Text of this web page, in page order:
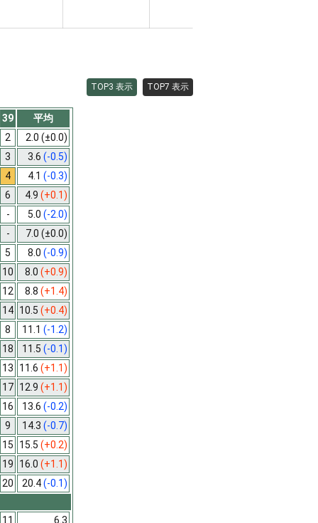
TOP3 表示 TOP7 表示
39
平均
2 2.0 (±0.0)
3 3.6 (-0.5)
4 4.1 (-0.3)
6 4.9 (+0.1)
- 5.0 (-2.0)
- 7.0 (±0.0)
5 8.0 (-0.9)
10 8.0 (+0.9)
12 8.8 (+1.4)
14 10.5 (+0.4)
8 11.1 (-1.2)
18 11.5 (-0.1)
13 11.6 (+1.1)
17 12.9 (+1.1)
16 13.6 (-0.2)
9 14.3 (-0.7)
15 15.5 (+0.2)
19 16.0 (+1.1)
20 20.4(-0.1)
11
6.3